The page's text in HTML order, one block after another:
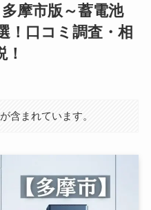
多摩市版～蓄電池
！口コミ調査・相
含まれています。